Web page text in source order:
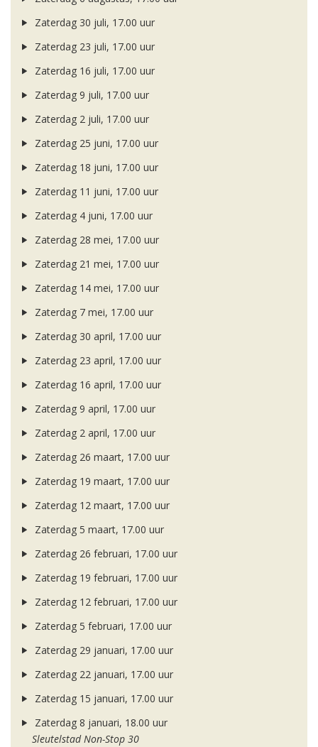
Zaterdag 30 juli, 17.00 uur
Zaterdag 23 juli, 17.00 uur
Zaterdag 16 juli, 17.00 uur
Zaterdag 9 juli, 17.00 uur
Zaterdag 2 juli, 17.00 uur
Zaterdag 25 juni, 17.00 uur
Zaterdag 18 juni, 17.00 uur
Zaterdag 11 juni, 17.00 uur
Zaterdag 4 juni, 17.00 uur
Zaterdag 28 mei, 17.00 uur
Zaterdag 21 mei, 17.00 uur
Zaterdag 14 mei, 17.00 uur
Zaterdag 7 mei, 17.00 uur
Zaterdag 30 april, 17.00 uur
Zaterdag 23 april, 17.00 uur
Zaterdag 16 april, 17.00 uur
Zaterdag 9 april, 17.00 uur
Zaterdag 2 april, 17.00 uur
Zaterdag 26 maart, 17.00 uur
Zaterdag 19 maart, 17.00 uur
Zaterdag 12 maart, 17.00 uur
Zaterdag 5 maart, 17.00 uur
Zaterdag 26 februari, 17.00 uur
Zaterdag 19 februari, 17.00 uur
Zaterdag 12 februari, 17.00 uur
Zaterdag 5 februari, 17.00 uur
Zaterdag 29 januari, 17.00 uur
Zaterdag 22 januari, 17.00 uur
Zaterdag 15 januari, 17.00 uur
Zaterdag 8 januari, 18.00 uur
Sleutelstad Non-Stop 30